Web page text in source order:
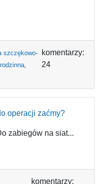
szczękowo-
,
komentarzy:
24
operacji zaćmy?
zabiegów na siat...
komentarzy: